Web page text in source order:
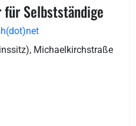
Selbstständige
Michaelkirchstraße